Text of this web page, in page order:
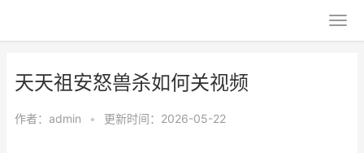
天天祖安怒兽杀如何关视频
作者： admin • 更新时间：2026-05-22